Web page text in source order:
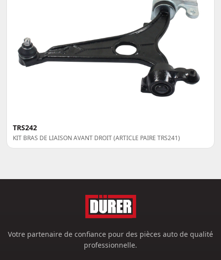
TRS242
KIT BRAS DE LIAISON AVANT DROIT (ARTICLE PAIRE TRS241)
Votre partenaire de confiance pour des pièces auto de qualité
professionnelle.